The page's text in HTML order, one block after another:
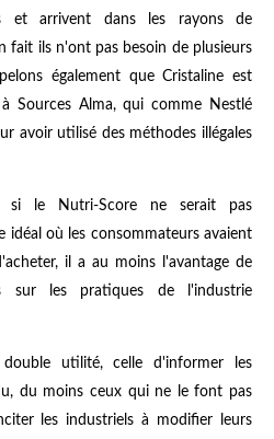
et arrivent dans les rayons de
fait ils n'ont pas besoin de plusieurs
également que Cristaline est
Sources Alma, qui comme Nestlé
avoir utilisé des méthodes illégales
le Nutri-Score ne serait pas
idéal où les consommateurs avaient
il a au moins l'avantage de
sur les pratiques de l'industrie
utilité, celle d'informer les
du moins ceux qui ne le font pas
les industriels à modifier leurs